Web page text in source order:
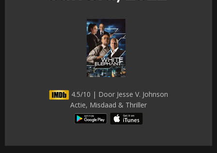
4.5/10 | Door Jesse V. Johnson
Actie, Misdaad & Thriller